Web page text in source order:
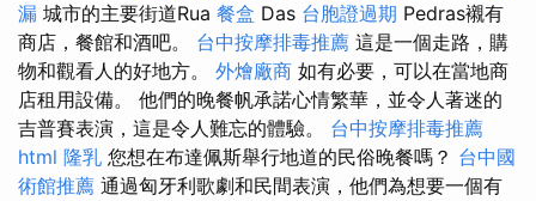
漏 城市的主要街道Rua 餐盒 Das 台胞證過期 Pedras襯有
商店，餐館和酒吧。 台中按摩排毒推薦 這是一個走路，購
物和觀看人的好地方。 外燴廠商 如有必要，可以在當地商
店租用設備。 他們的晚餐帆承諾心情繁華，並令人著迷的
吉普賽表演，這是令人難忘的體驗。 台中按摩排毒推薦
html 隆乳 您想在布達佩斯舉行地道的民俗晚餐嗎？ 台中國
術館推薦 通過匈牙利歌劇和民間表演，他們為想要一個有